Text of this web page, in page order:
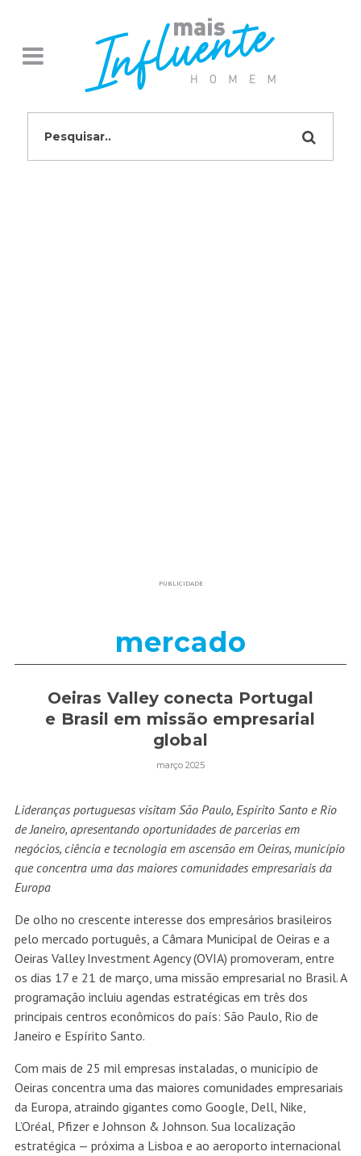
PUBLICIDADE
mercado
Oeiras Valley conecta Portugal
e Brasil em missão empresarial
global
março 2025
Lideranças portuguesas visitam São Paulo, Espírito Santo e Rio
de Janeiro, apresentando oportunidades de parcerias em
negócios, ciência e tecnologia em ascensão em Oeiras, município
que concentra uma das maiores comunidades empresariais da
Europa
De olho no crescente interesse dos empresários brasileiros
pelo mercado português, a Câmara Municipal de Oeiras e a
Oeiras Valley Investment Agency (OVIA) promoveram, entre
os dias 17 e 21 de março, uma missão empresarial no Brasil. A
programação incluiu agendas estratégicas em três dos
principais centros econômicos do país: São Paulo, Rio de
Janeiro e Espírito Santo.
Com mais de 25 mil empresas instaladas, o município de
Oeiras concentra uma das maiores comunidades empresariais
da Europa, atraindo gigantes como Google, Dell, Nike,
L’Oréal, Pfizer e Johnson & Johnson. Sua localização
estratégica — próxima a Lisboa e ao aeroporto internacional